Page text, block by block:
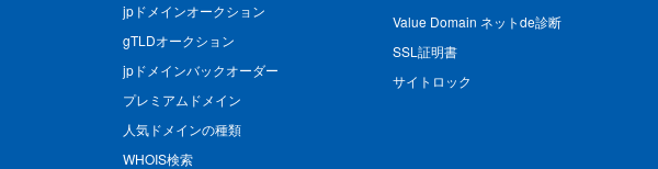
jpドメインオークション
gTLDオークション
jpドメインバックオーダー
プレミアムドメイン
人気ドメインの種類
WHOIS検索
Value Domain ネットde診断
SSL証明書
サイトロック